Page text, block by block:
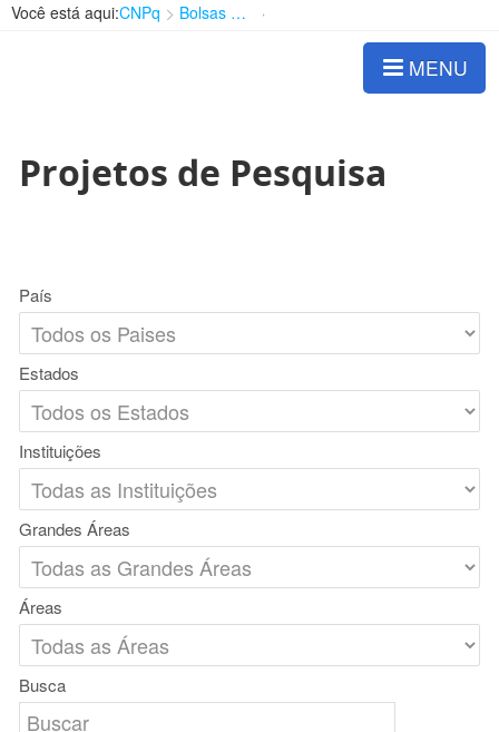
Você está aqui:CNPq Bolsas e Auxílios Vigentes
MENU
Projetos de Pesquisa
País
Estados
Instituições
Grandes Áreas
Áreas
Busca